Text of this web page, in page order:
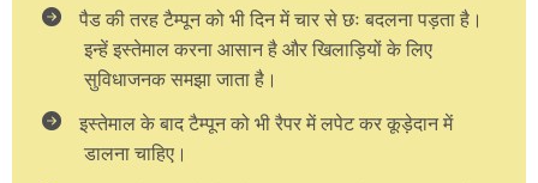
पैड की तरह टैम्पून को भी दिन में चार से छः बदलना पड़ता है।
इन्हें इस्तेमाल करना आसान है और खिलाड़ियों के लिए
सुविधाजनक समझा जाता है।
इस्तेमाल के बाद टैम्पून को भी रैपर में लपेट कर कूड़ेदान में
डालना चाहिए।